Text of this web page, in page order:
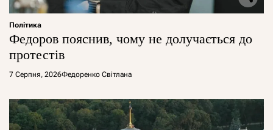
Політика
Федоров пояснив, чому не долучається до
протестів
7 Серпня, 2026Федоренко Світлана